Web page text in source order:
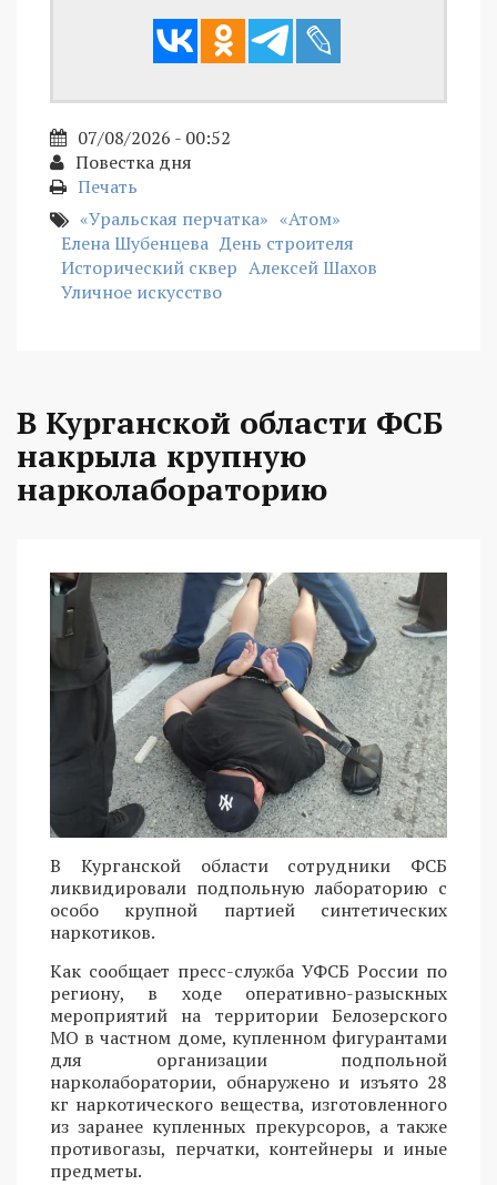
07/08/2026 - 00:52
Повестка дня
Печать
«Уральская перчатка» «Атом»
Елена Шубенцева День строителя
Исторический сквер Алексей Шахов
Уличное искусство
В Курганской области ФСБ
накрыла крупную
нарколабораторию
В Курганской области сотрудники ФСБ
ликвидировали подпольную лабораторию с
особо крупной партией синтетических
наркотиков.
Как сообщает пресс-служба УФСБ России по
региону, в ходе оперативно-разыскных
мероприятий на территории Белозерского
МО в частном доме, купленном фигурантами
для организации подпольной
нарколаборатории, обнаружено и изъято 28
кг наркотического вещества, изготовленного
из заранее купленных прекурсоров, а также
противогазы, перчатки, контейнеры и иные
предметы.